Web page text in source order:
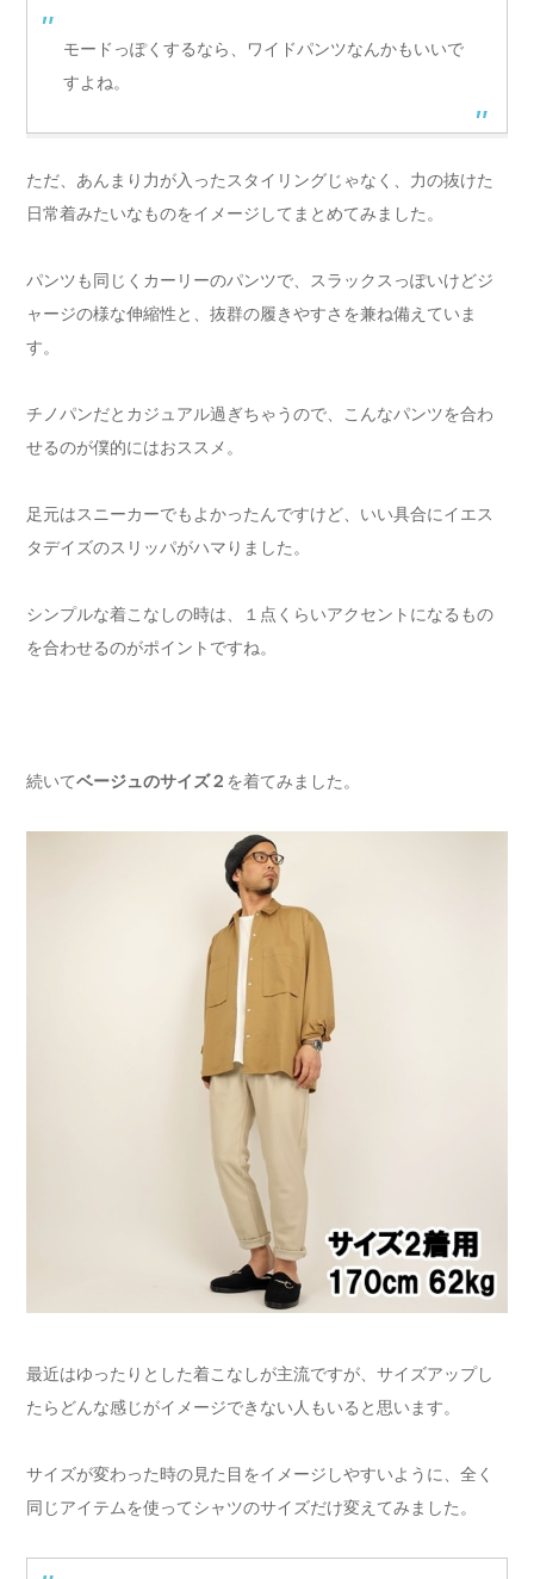
モードっぽくするなら、ワイドパンツなんかもいいで
すよね。
ただ、あんまり力が入ったスタイリングじゃなく、力の抜けた
日常着みたいなものをイメージしてまとめてみました。
パンツも同じくカーリーのパンツで、スラックスっぽいけどジ
ャージの様な伸縮性と、抜群の履きやすさを兼ね備えていま
す。
チノパンだとカジュアル過ぎちゃうので、こんなパンツを合わ
せるのが僕的にはおススメ。
足元はスニーカーでもよかったんですけど、いい具合にイエス
タデイズのスリッパがハマりました。
シンプルな着こなしの時は、１点くらいアクセントになるもの
を合わせるのがポイントですね。
続いてベージュのサイズ２ を着てみました。
最近はゆったりとした着こなしが主流ですが、サイズアップし
たらどんな感じがイメージできない人もいると思います。
サイズが変わった時の見た目をイメージしやすいように、全く
同じアイテムを使ってシャツのサイズだけ変えてみました。